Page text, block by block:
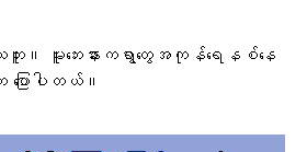
။ မူးဘေးနားကရွာတွေအကုန်ရေနစ်နေ
ောပါတယ်။